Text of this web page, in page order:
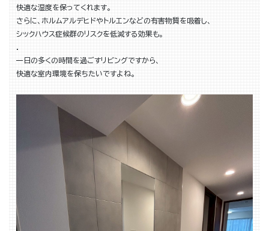
快適な湿度を保ってくれます。
さらに、ホルムアルデヒドやトルエンなどの有害物質を吸着し、
シックハウス症候群のリスクを低減する効果も。
一日の多くの時間を過ごすリビングですから、
快適な室内環境を保ちたいですよね。